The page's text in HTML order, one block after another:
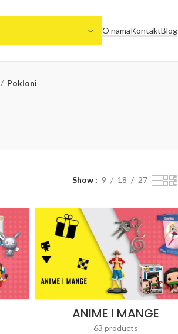
O namaKontaktBlog
Pokloni
Show 9 18 27
ANIME I MANGE
63 products